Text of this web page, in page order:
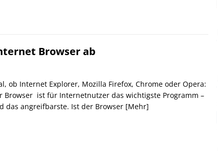
Browser ab
ob Internet Explorer, Mozilla Firefox, Chrome oder Opera:
Browser ist für Internetnutzer das wichtigste Programm –
das angreifbarste. Ist der Browser [Mehr]